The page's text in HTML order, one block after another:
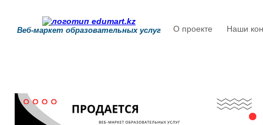
Веб-маркет образовательных услуг О проекте Наши